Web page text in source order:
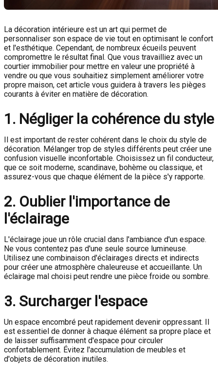
La décoration intérieure est un art qui permet de
personnaliser son espace de vie tout en optimisant le confort
et l'esthétique. Cependant, de nombreux écueils peuvent
compromettre le résultat final. Que vous travailliez avec un
courtier immobilier pour mettre en valeur une propriété à
vendre ou que vous souhaitiez simplement améliorer votre
propre maison, cet article vous guidera à travers les pièges
courants à éviter en matière de décoration.
1. Négliger la cohérence du style
Il est important de rester cohérent dans le choix du style de
décoration. Mélanger trop de styles différents peut créer une
confusion visuelle inconfortable. Choisissez un fil conducteur,
que ce soit moderne, scandinave, bohème ou classique, et
assurez-vous que chaque élément de la pièce s'y rapporte.
2. Oublier l'importance de
l'éclairage
L'éclairage joue un rôle crucial dans l'ambiance d'un espace.
Ne vous contentez pas d'une seule source lumineuse.
Utilisez une combinaison d'éclairages directs et indirects
pour créer une atmosphère chaleureuse et accueillante. Un
éclairage mal choisi peut rendre une pièce froide ou sombre.
3. Surcharger l'espace
Un espace encombré peut rapidement devenir oppressant. Il
est essentiel de donner à chaque élément sa propre place et
de laisser suffisamment d'espace pour circuler
confortablement. Évitez l'accumulation de meubles et
d'objets de décoration inutiles.